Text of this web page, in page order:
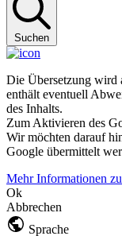
Suchen
Die Übersetzung wird
enthält eventuell
des Inhalts.
Zum Aktivieren des
Wir möchten darauf
Google übermittelt
Mehr Informationen
Ok
Abbrechen
Sprache